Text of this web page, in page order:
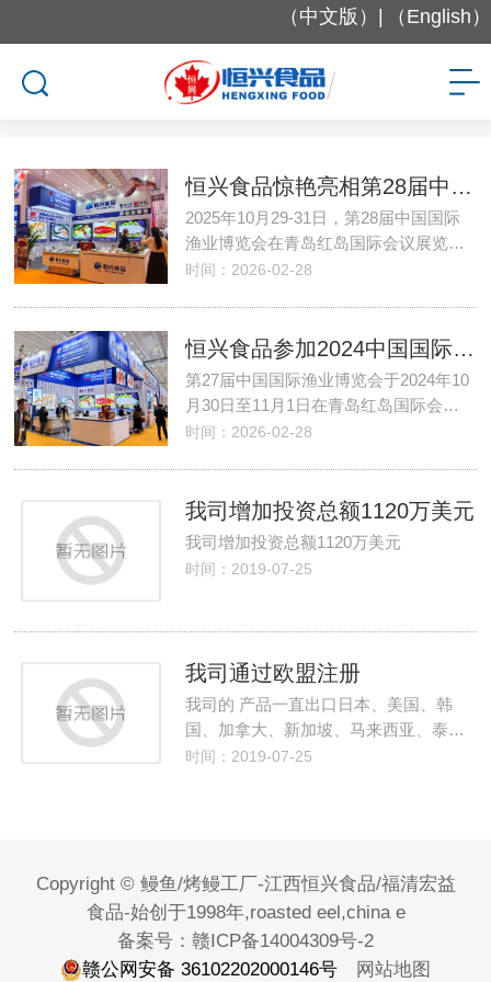
（中文版）| （English）
公司新闻
恒兴食品惊艳亮相第28届中国国际渔业博览会
2025年10月29-31日，第28届中国国际
渔业博览会在青岛红岛国际会议展览…
时间：2026-02-28
恒兴食品参加2024中国国际渔业博览会
第27届中国国际渔业博览会于2024年10
月30日至11月1日在青岛红岛国际会…
时间：2026-02-28
我司增加投资总额1120万美元
我司增加投资总额1120万美元
时间：2019-07-25
我司通过欧盟注册
我司的 产品一直出口日本、美国、韩
国、加拿大、新加坡、马来西亚、泰…
时间：2019-07-25
Copyright © 鳗鱼/烤鳗工厂-江西恒兴食品/福清宏益
食品-始创于1998年,roasted eel,china e
备案号： 赣ICP备14004309号-2
赣公网安备 36102202000146号
网站地图